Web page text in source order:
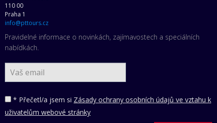
110 00
Praha 1
info@pttours.cz
Pravidelné informace o novinkách, zajímavostech a speciálních
nabídkách.
* Přečetl/a jsem si Zásady ochrany osobních údajů ve vztahu k
uživatelům webové stránky